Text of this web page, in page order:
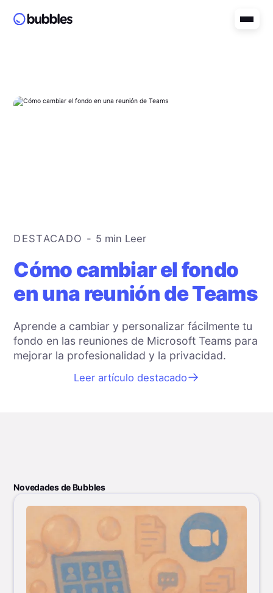
DESTACADO - 5 min Leer
Cómo cambiar el fondo
en una reunión de Teams
Aprende a cambiar y personalizar fácilmente tu
fondo en las reuniones de Microsoft Teams para
mejorar la profesionalidad y la privacidad.
Leer artículo destacado
Novedades de Bubbles